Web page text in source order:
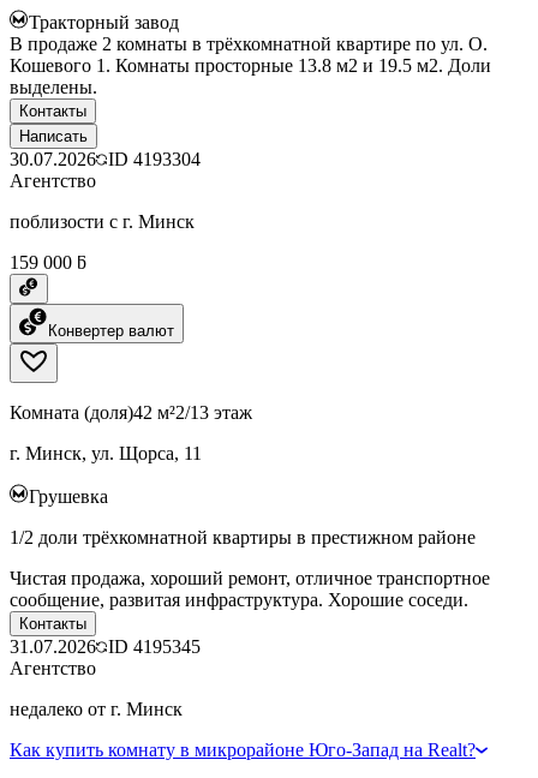
Тракторный завод
В продаже 2 комнаты в трёхкомнатной квартире по ул. О.
Кошевого 1. Комнаты просторные 13.8 м2 и 19.5 м2. Доли
выделены.
Контакты
Написать
30.07.2026 ID 4193304
Агентство
поблизости с г. Минск
159 000 ƃ
Конвертер валют
Комната (доля)42 м²2/13 этаж
г. Минск, ул. Щорса, 11
Грушевка
1/2 доли трёхкомнатной квартиры в престижном районе
Чистая продажа, хороший ремонт, отличное транспортное
сообщение, развитая инфраструктура. Хорошие соседи.
Контакты
31.07.2026 ID 4195345
Агентство
недалеко от г. Минск
Как купить комнату в микрорайоне Юго-Запад на Realt?